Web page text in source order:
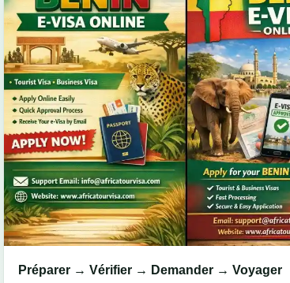
Préparer → Vérifier → Demander → Voyager